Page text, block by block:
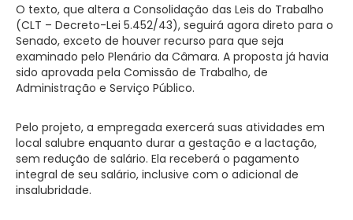
O texto, que altera a Consolidação das Leis do Trabalho
(CLT – Decreto-Lei 5.452/43), seguirá agora direto para o
Senado, exceto de houver recurso para que seja
examinado pelo Plenário da Câmara. A proposta já havia
sido aprovada pela Comissão de Trabalho, de
Administração e Serviço Público.
Pelo projeto, a empregada exercerá suas atividades em
local salubre enquanto durar a gestação e a lactação,
sem redução de salário. Ela receberá o pagamento
integral de seu salário, inclusive com o adicional de
insalubridade.